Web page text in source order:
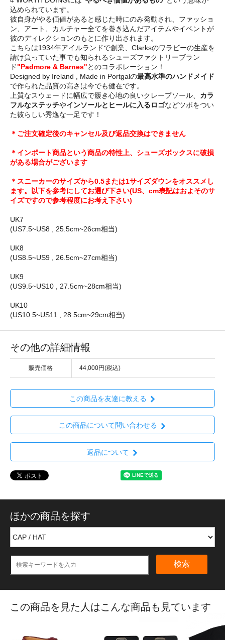
込められています。
彼自身がやる価値があると感じた時にのみ発動され、ファッショ
ン、アート、カルチャー全てを巻き込んだアイテムやイベントが
彼のディレクションのもとに作り出されます。
こちらは1934年アイルランドで創業、Clarksのワラビーの生産を
請け負っていた事でも知られるシューズファクトリーブラン
ド"Padmore & Barnes"とのコラボレーション！
Designed by Ireland , Made in Portgalの最高水準のハンドメイド
で作られた品質の高さは今でも健在です。
上質なスウェードに幅広で履き心地の良いクレープソール、 カラ
フルなステッチやインソールとヒールに入るロゴなどツボをつい
た彼らしい秀逸な一足です！
＊ご注文確定後のキャンセル及び返品交換はできません
＊インポート商品という商品の特性上、シューズボックスに破損
がある場合がございます
＊スニーカーのサイズから0.5または1サイズダウンをオススメし
ます。以下を参考にしてお選び下さい(US、cm表記はおよそのサ
イズですので参考程度にお考え下さい)
UK7
(US7.5~US8 , 25.5cm~26cm相当)
UK8
(US8.5~US9 , 26.5cm~27cm相当)
UK9
(US9.5~US10 , 27.5cm~28cm相当)
UK10
(US10.5~US11 , 28.5cm~29cm相当)
その他の詳細情報
販売価格 44,000円(税込)
この商品を友達に教える
この商品について問い合わせる
返品について
ほかの商品を探す
検索
この商品を見た人はこんな商品も見ています